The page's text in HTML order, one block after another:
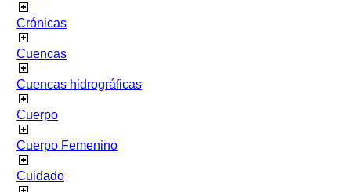
Crónicas
Cuencas
Cuencas hidrográficas
Cuerpo
Cuerpo Femenino
Cuidado